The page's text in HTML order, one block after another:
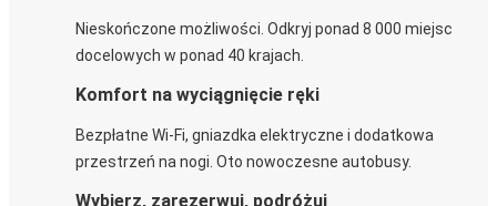
Nieskończone możliwości. Odkryj ponad 8 000 miejsc
docelowych w ponad 40 krajach.
Komfort na wyciągnięcie ręki
Bezpłatne Wi-Fi, gniazdka elektryczne i dodatkowa
przestrzeń na nogi. Oto nowoczesne autobusy.
Wybierz, zarezerwuj, podróżuj